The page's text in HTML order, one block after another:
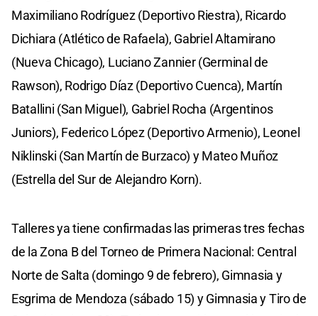
Maximiliano Rodríguez (Deportivo Riestra), Ricardo
Dichiara (Atlético de Rafaela), Gabriel Altamirano
(Nueva Chicago), Luciano Zannier (Germinal de
Rawson), Rodrigo Díaz (Deportivo Cuenca), Martín
Batallini (San Miguel), Gabriel Rocha (Argentinos
Juniors), Federico López (Deportivo Armenio), Leonel
Niklinski (San Martín de Burzaco) y Mateo Muñoz
(Estrella del Sur de Alejandro Korn).
Talleres ya tiene confirmadas las primeras tres fechas
de la Zona B del Torneo de Primera Nacional: Central
Norte de Salta (domingo 9 de febrero), Gimnasia y
Esgrima de Mendoza (sábado 15) y Gimnasia y Tiro de